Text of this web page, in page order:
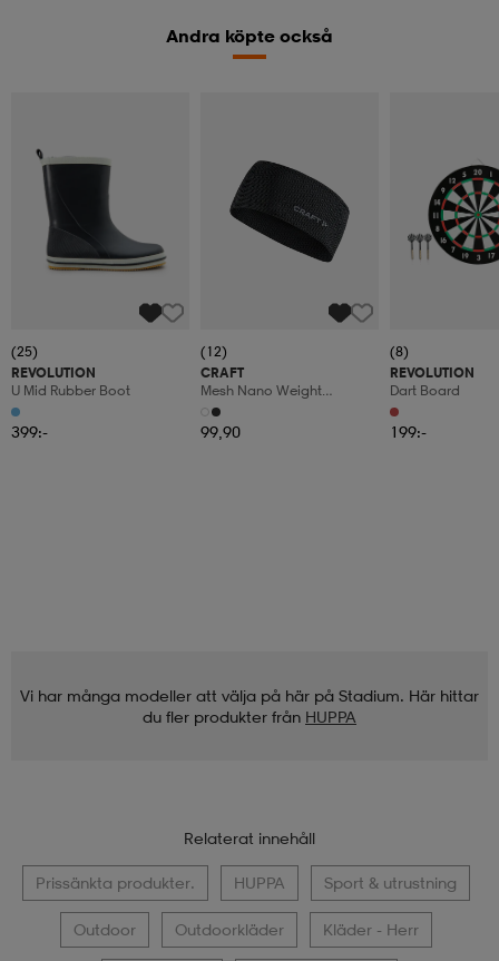
Andra köpte också
(25)
REVOLUTION
U Mid Rubber Boot
399:-
(12)
CRAFT
Mesh Nano Weight
Headband
99,90
(8)
REVOLUTION
Dart Board
199:-
Vi har många modeller att välja på här på Stadium. Här hittar
du fler produkter från HUPPA
Relaterat innehåll
Prissänkta produkter. HUPPA Sport & utrustning
Outdoor Outdoorkläder Kläder - Herr